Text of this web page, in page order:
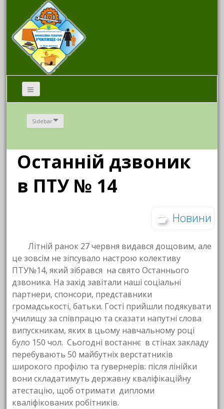
Sidebar
Останній дзвоник
в ПТУ № 14
Новини
Літній ранок 27 червня видався дощовим, але
це зовсім не зіпсувало настрою колективу
ПТУ№14, який зібрався на свято Останнього
дзвоника. На захід завітали наші соціальні
партнери, спонсори, представники
громадськості, батьки. Гості прийшли подякувати
училищу за співпрацю та сказати напутні слова
випускникам, яких в цьому навчальному році
було 150 чол. Сьогодні востаннє в стінах закладу
перебувають 50 майбутніх верстатників
широкого профілю та гувернерів: після лінійки
вони складатимуть державну кваліфікаційну
атестацію, щоб отримати дипломи
кваліфікованих робітників.